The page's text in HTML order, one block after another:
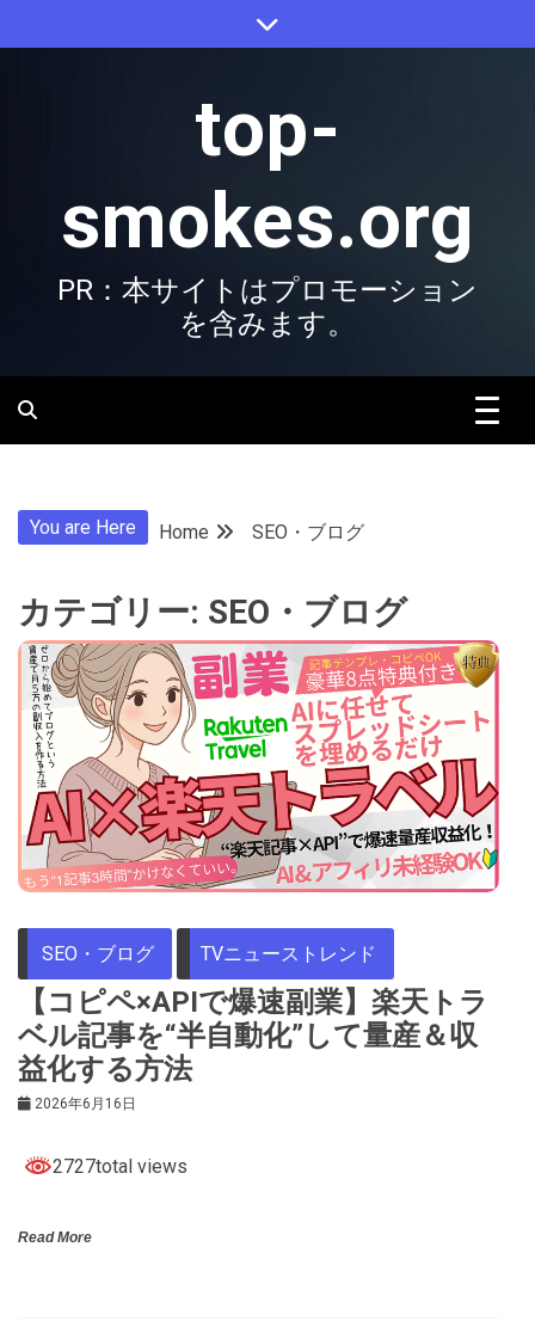
to
top-
smokes.org
PR：本サイトはプロモーション
を含みます。
You are Here Home SEO・ブログ
カテゴリー: SEO・ブログ
SEO・ブログ TVニューストレンド
【コピペ×APIで爆速副業】楽天トラ
ベル記事を“半自動化”して量産＆収
益化する方法
2026年6月16日
2727total views
Read More